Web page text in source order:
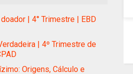
| 4° Trimestre | EBD
| 4º Trimestre de
Origens, Cálculo e